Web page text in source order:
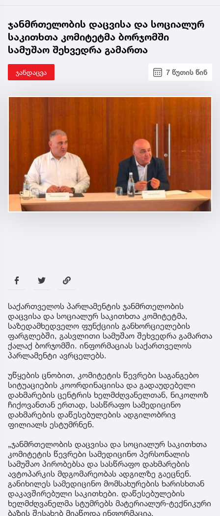
ჯანმრთელობის დაცვისა და სოციალურ
საკითხთა კომიტეტმა ბორჯომში
სამუშაო შეხვედრა გამართა
ჯანდაცვა 7 წუთის წინ
საქართველოს პარლამენტის ჯანმრთელობის
დაცვისა და სოციალურ საკითხთა კომიტეტმა,
საზედამხედველო ფუნქციის განხორციელების
ფარგლებში, გასვლითი სამუშაო შეხვედრა გამართა
ქალაქ ბორჯომში. ინფორმაციას საქართველოს
პარლამენტი ავრცელებს.
უწყების ცნობით, კომიტეტის წევრები საგანგებო
სიტუაციების კოორდინაციისა და გადაუდებელი
დახმარების ცენტრის ხელმძღვანელთან, ნიკოლოზ
ჩიქოვანთან ერთად, სასწრაფო სამედიცინო
დახმარების დაწესებულების ადგილობრივ
ფილიალს ესტუმრნენ.
„ჯანმრთელობის დაცვისა და სოციალურ საკითხთა
კომიტეტის წევრები სამედიცინო პერსონალის
სამუშაო პირობებსა და სასწრაფო დახმარების
ავტოპარკის მდგომარეობას ადგილზე გაეცნენ.
განიხილეს სამედიცინო მომსახურების ხარისხთან
დაკავშირებული საკითხები. დაწესებულების
ხელმძღვანელმა სტუმრებს მატერიალურ-ტექნიკური
ბაზის შესახებ მიაწოდა ინფორმაცია.